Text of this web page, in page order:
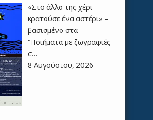
«Στο άλλο της χέρι
κρατούσε ένα αστέρι» –
βασισμένο στα
“Ποιήματα με ζωγραφιές
σ…
8 Αυγούστου, 2026